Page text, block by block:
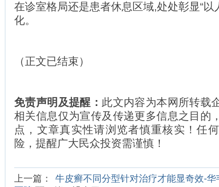
在诊室格局还是患者休息区域,处处彰显“以
化。
（正文已结束）
免责声明及提醒： 此文内容为本网所转载
相关信息仅为宣传及传递更多信息之目的
点，文章真实性请浏览者慎重核实！任
险，提醒广大民众投资需谨慎！
上一篇：
牛皮癣不同分型针对治疗才能显奇效-